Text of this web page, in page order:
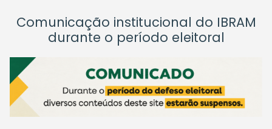
Comunicação institucional do IBRAM
durante o período eleitoral